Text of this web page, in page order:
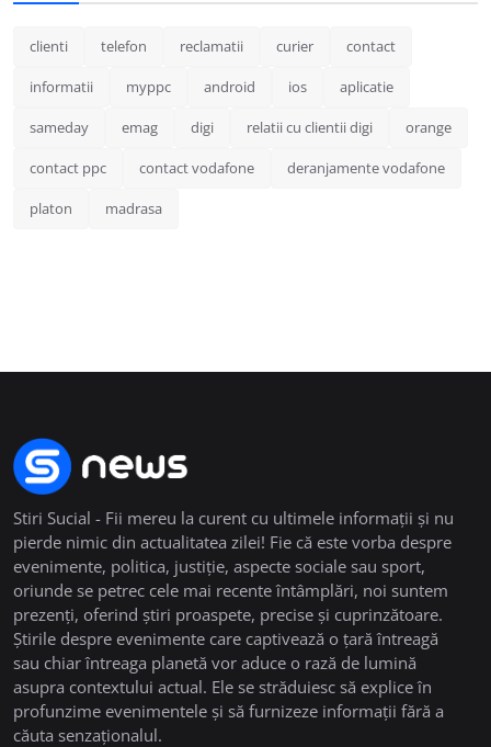
clienti telefon reclamatii curier contact
informatii myppc android ios aplicatie
sameday emag digi relatii cu clientii digi orange
contact ppc contact vodafone deranjamente vodafone
platon madrasa
Stiri Sucial - Fii mereu la curent cu ultimele informații și nu
pierde nimic din actualitatea zilei! Fie că este vorba despre
evenimente, politica, justiție, aspecte sociale sau sport,
oriunde se petrec cele mai recente întâmplări, noi suntem
prezenți, oferind știri proaspete, precise și cuprinzătoare.
Știrile despre evenimente care captivează o țară întreagă
sau chiar întreaga planetă vor aduce o rază de lumină
asupra contextului actual. Ele se străduiesc să explice în
profunzime evenimentele și să furnizeze informații fără a
căuta senzaționalul.